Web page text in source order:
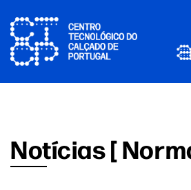
Notícias [